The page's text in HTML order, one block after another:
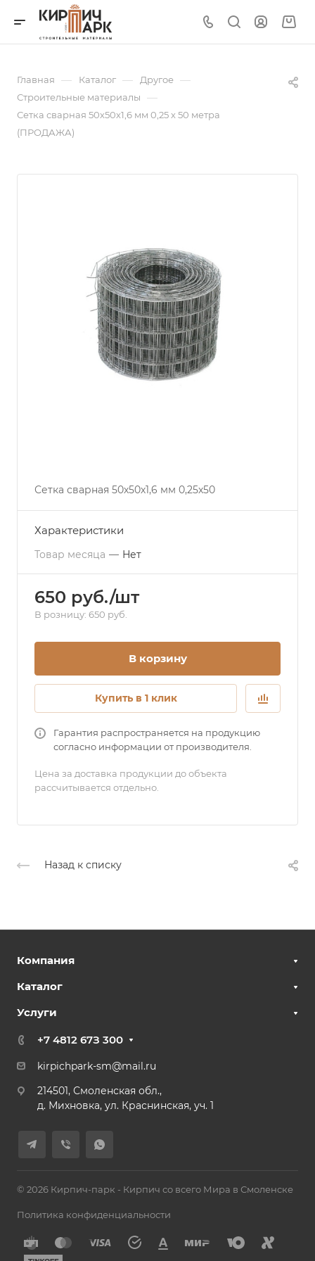
Главная — Каталог — Другое —
Строительные материалы —
Сетка сварная 50х50х1,6 мм 0,25 х 50 метра
(ПРОДАЖА)
Сетка сварная 50х50х1,6 мм 0,25х50
Характеристики
Товар месяца — Нет
650 руб./шт
В розницу: 650 руб.
В корзину
Купить в 1 клик
Гарантия распространяется на продукцию
согласно информации от производителя.
Цена за доставка продукции до объекта
рассчитывается отдельно.
Назад к списку
Компания
Каталог
Услуги
+7 4812 67З 300
kirpichpark-sm@mail.ru
214501, Смоленская обл.,
д. Михновка, ул. Краснинская, уч. 1
© 2026 Кирпич-парк - Кирпич со всего Мира в Смоленске
Политика конфиденциальности